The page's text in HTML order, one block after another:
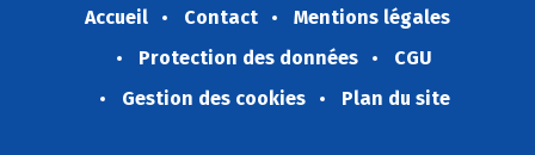
Accueil Contact
Mentions légales
Protection des données
CGU
Gestion des cookies
Plan du site